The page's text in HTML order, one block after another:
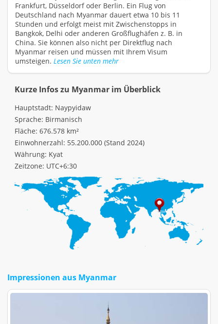
Frankfurt, Düsseldorf oder Berlin. Ein Flug von
Deutschland nach Myanmar dauert etwa 10 bis 11
Stunden und erfolgt meist mit Zwischenstopps in
Bangkok, Delhi oder anderen Großflughäfen z. B. in
China. Sie können also nicht per Direktflug nach
Myanmar reisen und müssen mit Ihrem Visum
umsteigen. Lesen Sie unten mehr
Kurze Infos zu Myanmar im Überblick
Hauptstadt: Naypyidaw
Sprache: Birmanisch
Fläche: 676.578 km²
Einwohnerzahl: 55.200.000 (Stand 2024)
Währung: Kyat
Zeitzone: UTC+6:30
Impressionen aus Myanmar